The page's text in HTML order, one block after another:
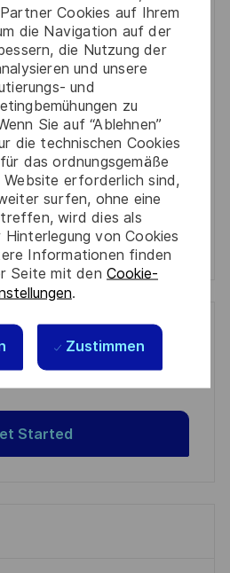
Cookies auf Ihrem
die Navigation auf der
die Nutzung der
und unsere
und
zu
Sie auf “Ablehnen”
die technischen Cookies
das ordnungsgemäße
Website erforderlich sind,
surfen, ohne eine
wird dies als
Hinterlegung von Cookies
Informationen finden
Seite mit den Cookie-
.
Zustimmen
once a week
für die Verarbeitung
stimmen Sie ihnen zu
Aktivieren
recommendations
interests.
Started